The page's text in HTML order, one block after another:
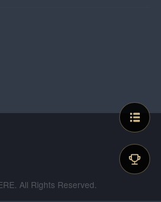
All Rights Reserved.